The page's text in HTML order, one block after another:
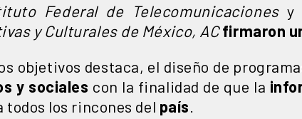
Federal de Telecomunicacionesy
y Culturales de México, AC firmaron
objetivos destaca, el diseño de
y sociales con la finalidad de que la
todos los rincones del país